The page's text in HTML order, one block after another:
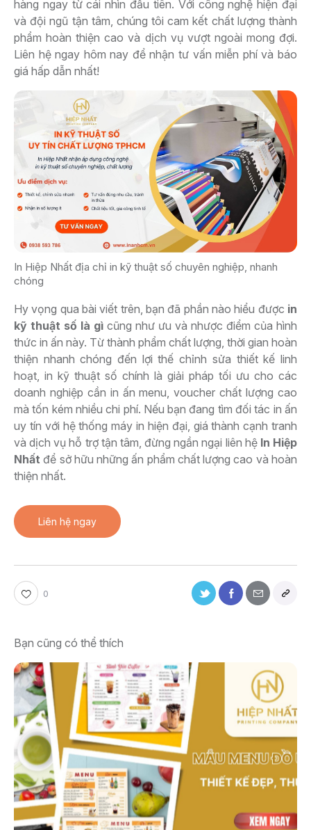
hàng ngay từ cái nhìn đầu tiên. Với công nghệ hiện đại
và đội ngũ tận tâm, chúng tôi cam kết chất lượng thành
phẩm hoàn thiện cao và dịch vụ vượt ngoài mong đợi.
Liên hệ ngay hôm nay để nhận tư vấn miễn phí và báo
giá hấp dẫn nhất!
In Hiệp Nhất địa chỉ in kỹ thuật số chuyên nghiệp, nhanh
chóng
Hy vọng qua bài viết trên, bạn đã phần nào hiểu được in
kỹ thuật số là gì cũng như ưu và nhược điểm của hình
thức in ấn này. Từ thành phẩm chất lượng, thời gian hoàn
thiện nhanh chóng đến lợi thế chỉnh sửa thiết kế linh
hoạt, in kỹ thuật số chính là giải pháp tối ưu cho các
doanh nghiệp cần in ấn menu, voucher chất lượng cao
mà tốn kém nhiều chi phí. Nếu bạn đang tìm đối tác in ấn
uy tín với hệ thống máy in hiện đại, giá thành cạnh tranh
và dịch vụ hỗ trợ tận tâm, đừng ngần ngại liên hệ In Hiệp
Nhất để sở hữu những ấn phẩm chất lượng cao và hoàn
thiện nhất.
Liên hệ ngay
0
Bạn cũng có thể thích